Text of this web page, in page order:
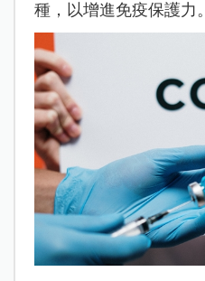
種，以增進免疫保護力。